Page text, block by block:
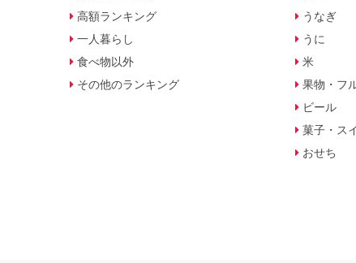
高額ランキング
一人暮らし
食べ物以外
その他のランキング
うなぎ
うに
米
果物・フ
ビール
菓子・ス
おせち